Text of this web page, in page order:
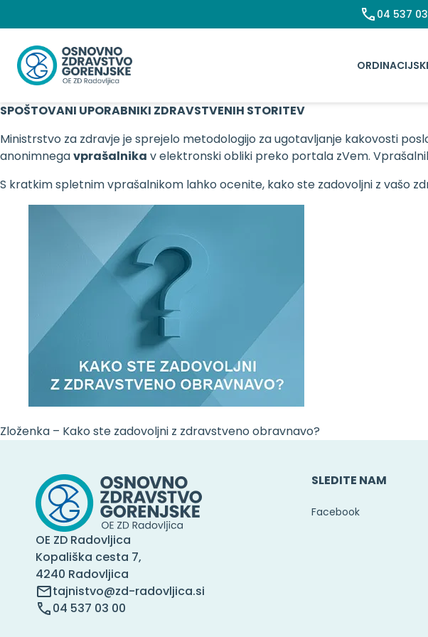
na
vsebino
04 537
SPOŠTOVANI UPORABNIKI ZDRAVSTVENIH STORITEV
Ministrstvo za zdravje je sprejelo metodologijo za ugotavljanje kakovosti
anonimnegavprašalnika v elektronski obliki preko portala zVem.
S kratkim spletnim vprašalnikom lahko ocenite, kako ste zadovoljni z vašo
Zloženka – Kako ste zadovoljni z zdravstveno obravnavo?
OE ZD Radovljica
Kopališka cesta 7,
4240 Radovljica
tajnistvo@zd-radovljica.si
04 537 03 00
SLEDITE NAM
Facebook